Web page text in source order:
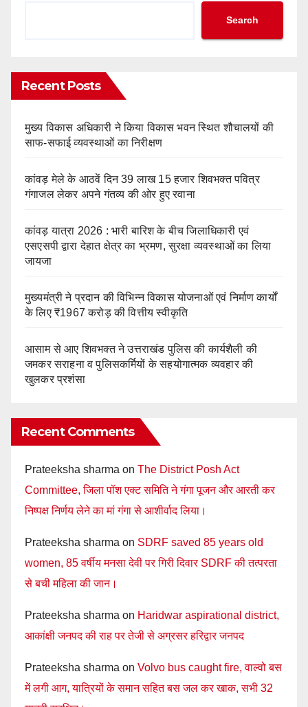
Search
Recent Posts
मुख्य विकास अधिकारी ने किया विकास भवन स्थित शौचालयों की
साफ-सफाई व्यवस्थाओं का निरीक्षण
कांवड़ मेले के आठवें दिन 39 लाख 15 हजार शिवभक्त पवित्र
गंगाजल लेकर अपने गंतव्य की ओर हुए रवाना
कांवड़ यात्रा 2026 : भारी बारिश के बीच जिलाधिकारी एवं
एसएसपी द्वारा देहात क्षेत्र का भ्रमण, सुरक्षा व्यवस्थाओं का लिया
जायजा
मुख्यमंत्री ने प्रदान की विभिन्न विकास योजनाओं एवं निर्माण कार्यों
के लिए ₹1967 करोड़ की वित्तीय स्वीकृति
आसाम से आए शिवभक्त ने उत्तराखंड पुलिस की कार्यशैली की
जमकर सराहना व पुलिसकर्मियों के सहयोगात्मक व्यवहार की
खुलकर प्रशंसा
Recent Comments
Prateeksha sharma on The District Posh Act
Committee, जिला पॉश एक्ट समिति ने गंगा पूजन और आरती कर
निष्पक्ष निर्णय लेने का मां गंगा से आशीर्वाद लिया।
Prateeksha sharma on SDRF saved 85 years old
women, 85 वर्षीय मनसा देवी पर गिरी दिवार SDRF की तत्परता
से बची महिला की जान।
Prateeksha sharma on Haridwar aspirational district,
आकांक्षी जनपद की राह पर तेजी से अग्रसर हरिद्वार जनपद
Prateeksha sharma on Volvo bus caught fire, वाल्वो बस
में लगी आग, यात्रियों के समान सहित बस जल कर खाक, सभी 32